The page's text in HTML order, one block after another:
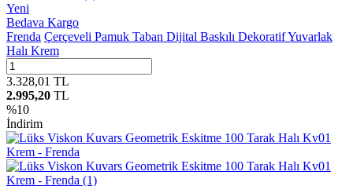
Yeni
Bedava Kargo
Frenda Çerçeveli Pamuk Taban Dijital Baskılı Dekoratif Yuvarlak
Halı Krem
3.328,01 TL
2.995,20 TL
%10
İndirim